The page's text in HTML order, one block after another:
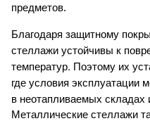
предметов.
Благодаря защитному
стеллажи устойчивы к
температур. Поэтому их
где условия эксплуатации
в неотапливаемых складах
Металлические стеллажи